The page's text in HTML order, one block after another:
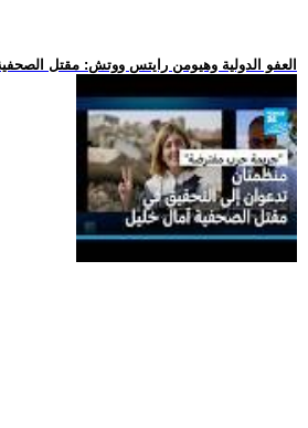
.. العفو الدولية وهيومن رايتس ووتش: مقتل